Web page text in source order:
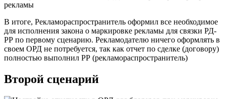
В итоге, Рекламораспространитель оформил все необходимое
для исполнения закона о маркировке рекламы для связки РД-
РР по первому сценарию. Рекламодателю ничего оформлять в
своем ОРД не потребуется, так как отчет по сделке (договору)
полностью выполнил РР (рекламораспространитель)
Второй сценарий